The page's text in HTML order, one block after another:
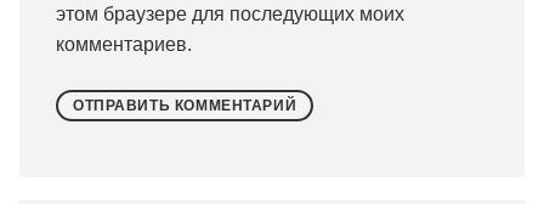
этом браузере для последующих моих
комментариев.